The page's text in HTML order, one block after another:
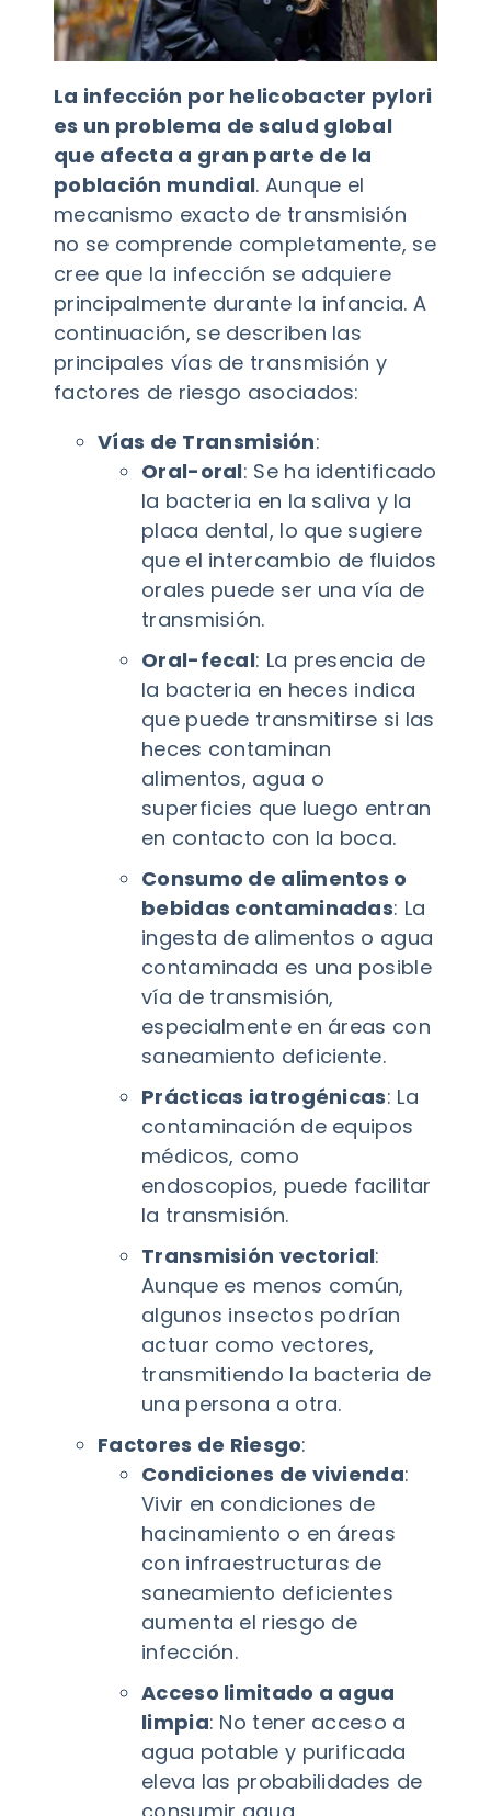
La infección por helicobacter pylori
es un problema de salud global
que afecta a gran parte de la
población mundial. Aunque el
mecanismo exacto de transmisión
no se comprende completamente, se
cree que la infección se adquiere
principalmente durante la infancia. A
continuación, se describen las
principales vías de transmisión y
factores de riesgo asociados:
Vías de Transmisión:
Oral-oral: Se ha identificado
la bacteria en la saliva y la
placa dental, lo que sugiere
que el intercambio de fluidos
orales puede ser una vía de
transmisión.
Oral-fecal: La presencia de
la bacteria en heces indica
que puede transmitirse si las
heces contaminan
alimentos, agua o
superficies que luego entran
en contacto con la boca.
Consumo de alimentos o
bebidas contaminadas: La
ingesta de alimentos o agua
contaminada es una posible
vía de transmisión,
especialmente en áreas con
saneamiento deficiente.
Prácticas iatrogénicas: La
contaminación de equipos
médicos, como
endoscopios, puede facilitar
la transmisión.
Transmisión vectorial:
Aunque es menos común,
algunos insectos podrían
actuar como vectores,
transmitiendo la bacteria de
una persona a otra.
Factores de Riesgo:
Condiciones de vivienda:
Vivir en condiciones de
hacinamiento o en áreas
con infraestructuras de
saneamiento deficientes
aumenta el riesgo de
infección.
Acceso limitado a agua
limpia: No tener acceso a
agua potable y purificada
eleva las probabilidades de